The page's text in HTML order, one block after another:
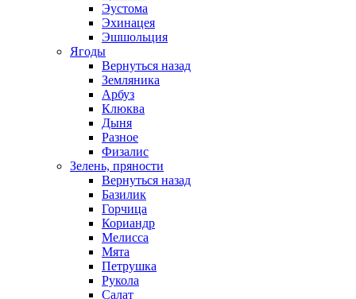
Эустома
Эхинацея
Эшшольция
Ягоды
Вернуться назад
Земляника
Арбуз
Клюква
Дыня
Разное
Физалис
Зелень, пряности
Вернуться назад
Базилик
Горчица
Кориандр
Мелисса
Мята
Петрушка
Рукола
Салат